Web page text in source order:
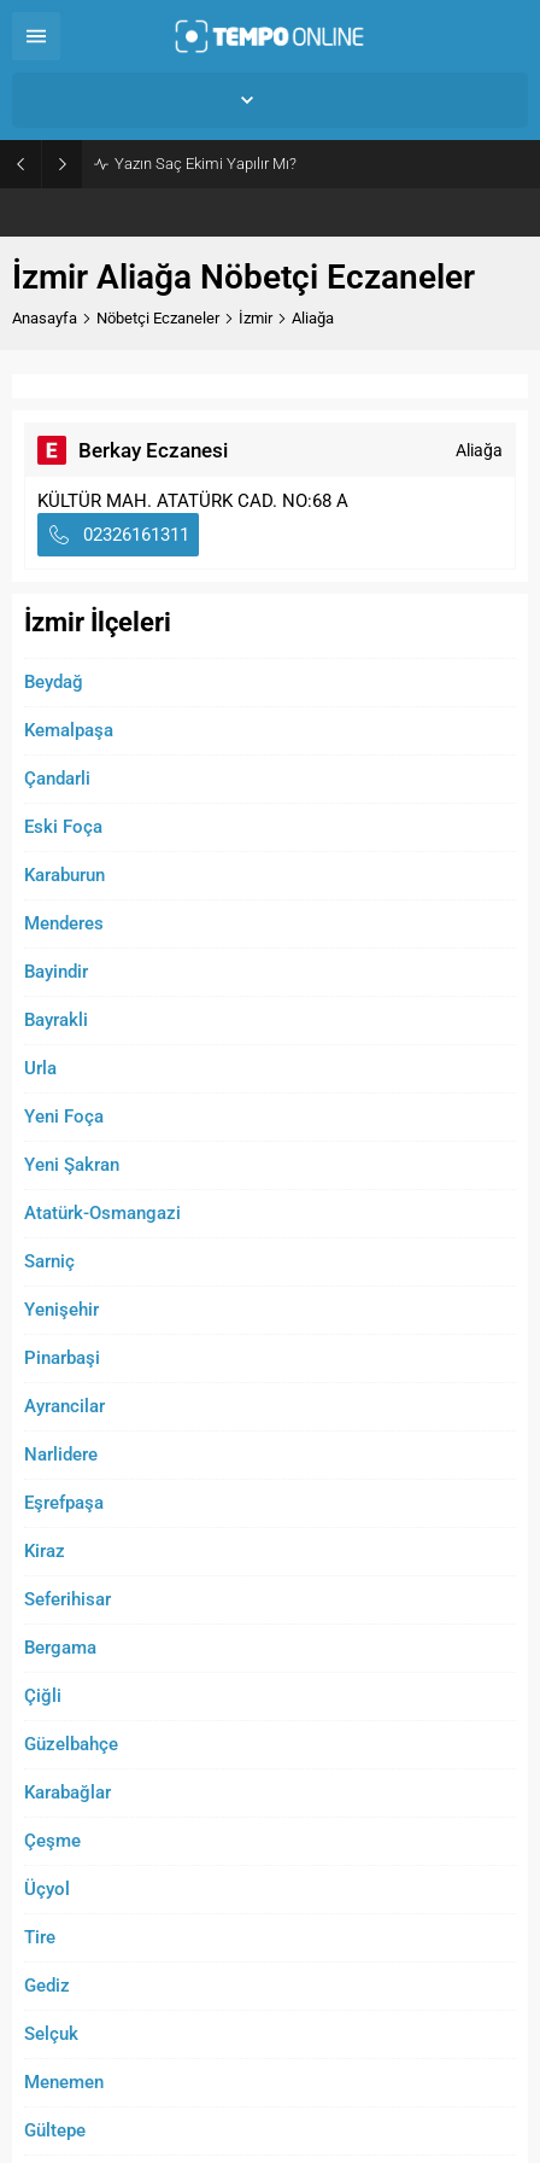
Yazın Saç Ekimi Yapılır Mı?
İzmir Aliağa Nöbetçi Eczaneler
Anasayfa Nöbetçi Eczaneler İzmir Aliağa
Berkay Eczanesi Aliağa
KÜLTÜR MAH. ATATÜRK CAD. NO:68 A
02326161311
İzmir İlçeleri
Beydağ
Kemalpaşa
Çandarli
Eski Foça
Karaburun
Menderes
Bayindir
Bayrakli
Urla
Yeni Foça
Yeni Şakran
Atatürk-Osmangazi
Sarniç
Yenişehir
Pinarbaşi
Ayrancilar
Narlidere
Eşrefpaşa
Kiraz
Seferihisar
Bergama
Çiğli
Güzelbahçe
Karabağlar
Çeşme
Üçyol
Tire
Gediz
Selçuk
Menemen
Gültepe